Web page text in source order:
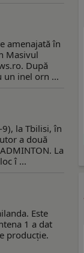
amenajată în
Masivul
După
un inel orn ...
la Tbilisi, în
a două
La
î ...
Este
1 a dat
producție.